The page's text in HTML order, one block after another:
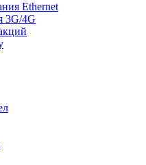
Ethernet
3G/4G